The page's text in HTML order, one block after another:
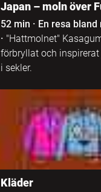
Japan – moln över
52 min · En resa bland
· "Hattmolnet"
förbryllat och
i sekler.
Kläder